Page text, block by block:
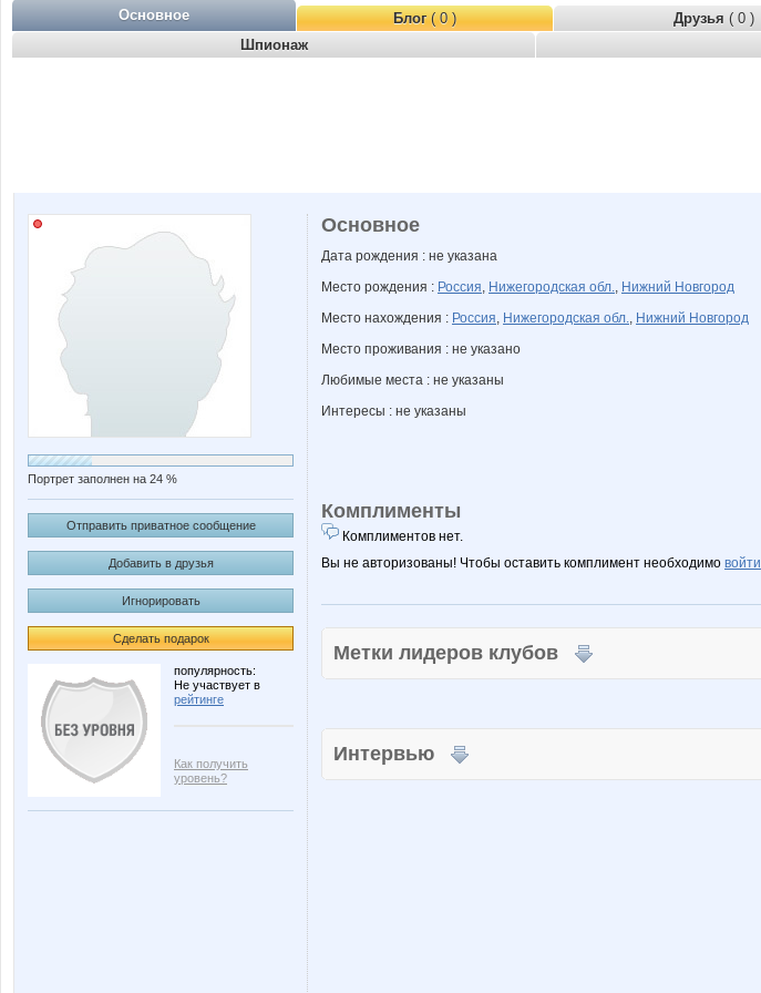
Основное Блог( 0 ) Друзья ( 0 )
Шпионаж
Портрет заполнен на 24 %
Отправить приватное сообщение
Добавить в друзья
Игнорировать
Сделать подарок
популярность:
Не участвует в
рейтинге
Как получить
уровень?
Основное
Дата рождения : не указана
Место рождения : Россия, Нижегородская обл., Нижний Новгород
Место нахождения : Россия, Нижегородская обл., Нижний Новгород
Место проживания : не указано
Любимые места : не указаны
Интересы : не указаны
Комплименты
Комплиментов нет.
Вы не авторизованы! Чтобы оставить комплимент необходимо войти
Метки лидеров клубов
Интервью